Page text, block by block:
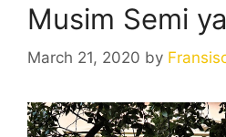
Musim Semi
March 21, 2020 by